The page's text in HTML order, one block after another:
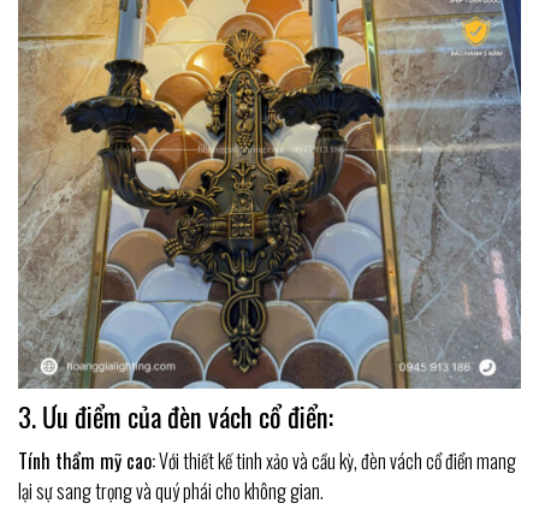
3. Ưu điểm của đèn vách cổ điển:
Tính thẩm mỹ cao:Với thiết kế tinh xảo và cầu kỳ, đèn vách cổ điển mang
lại sự sang trọng và quý phái cho không gian.